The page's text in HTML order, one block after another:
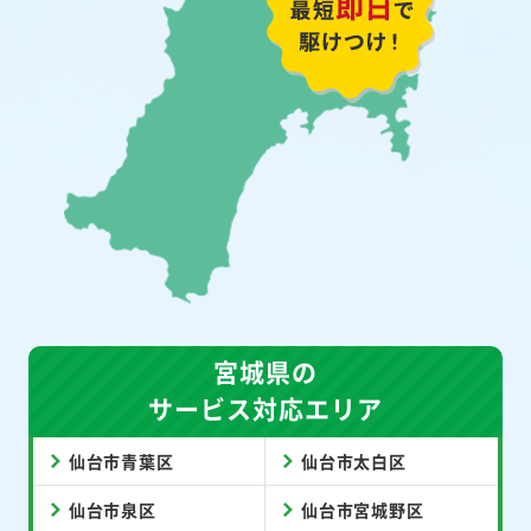
宮城県の
サービス対応エリア
仙台市青葉区 仙台市太白区
仙台市泉区 仙台市宮城野区